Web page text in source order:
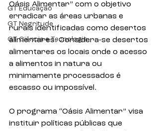
GT Educação
GT Negritude
GT Ciência e Tecnologia
Oásis Alimentar” com o objetivo
erradicar as áreas urbanas e
rurais identificadas como desertos
alimentares. Considera-se desertos
alimentares os locais onde o acesso
a alimentos in natura ou
minimamente processados é
escasso ou impossível.
O programa “Oásis Alimentar” visa
instituir políticas públicas que